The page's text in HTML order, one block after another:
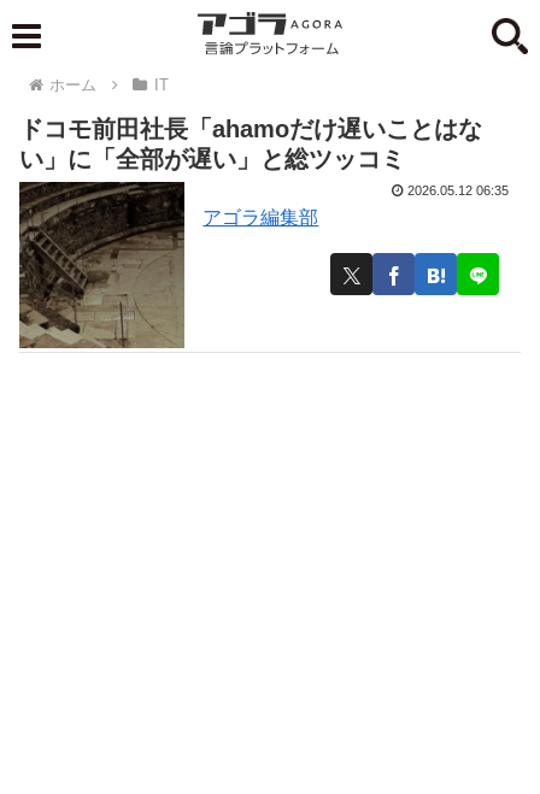
ホーム IT
ドコモ前田社長「ahamoだけ遅いことはな
い」に「全部が遅い」と総ツッコミ
アゴラ編集部
2026.05.12 06:35